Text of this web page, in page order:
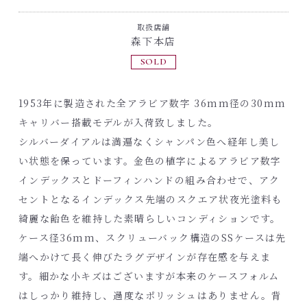
取扱店舗
森下本店
SOLD
1953年に製造された全アラビア数字 36mm径の 30mm
キャリバー搭載モデルが入荷致しました。
シルバーダイアルは満遍なくシャンパン色へ経年し美し
い状態を保っています。金色の植字によるアラビア数字
インデックスとドーフィンハンドの組み合わせで、アク
セントとなるインデックス先端のスクエア状夜光塗料も
綺麗な飴色を維持した素晴らしいコンディションです。
ケース径36mm、スクリューバック構造のSS ケースは先
端へかけて長く伸びたラグデザインが存在感を与えま
す。細かな小キズはございますが本来のケースフォルム
はしっかり維持し、過度なポリッシュはありません。背